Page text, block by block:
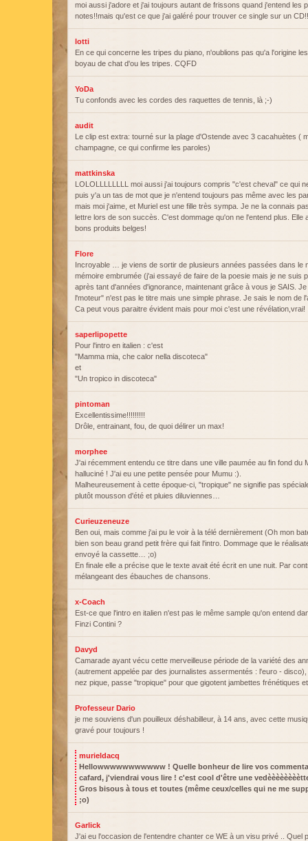
moi aussi j'adore et j'ai toujours autant de frissons quand j'entend les
notes!!mais qu'est ce que j'ai galéré pour trouver ce single sur un
lotti
En ce qui concerne les tripes du piano, n'oublions pas qu'a l'origine
boyau de chat d'ou les tripes. CQFD
YoDa
Tu confonds avec les cordes des raquettes de tennis, là ;-)
audit
Le clip est extra: tourné sur la plage d'Ostende avec 3 cacahuètes (
champagne, ce qui confirme les paroles)
mattkinska
LOLOLLLLLLLL moi aussi j'ai toujours compris "c'est cheval" ce qui
puis y'a un tas de mot que je n'entend toujours pas même avec les
mais moi j'aime, et Muriel est une fille très sympa. Je ne la connais
lettre lors de son succès. C'est dommage qu'on ne l'entend plus.
bons produits belges!
Flore
Incroyable … je viens de sortir de plusieurs années passées dans le
mémoire embrumée (j'ai essayé de faire de la poesie mais je ne suis
après tant d'années d'ignorance, maintenant grâce à vous je SAIS.
l'moteur" n'est pas le titre mais une simple phrase. Je sais le nom de
Ca peut vous paraitre évident mais pour moi c'est une révélation,vrai!
saperlipopette
Pour l'intro en italien : c'est
"Mamma mia, che calor nella discoteca"
et
"Un tropico in discoteca"
pintoman
Excellentissime!!!!!!!!!
Drôle, entrainant, fou, de quoi délirer un max!
morphee
J'ai récemment entendu ce titre dans une ville paumée au fin fond du
halluciné ! J'ai eu une petite pensée pour Mumu :).
Malheureusement à cette époque-ci, "tropique" ne signifie pas
plutôt mousson d'été et pluies diluviennes…
Curieuzeneuze
Ben oui, mais comme j'ai pu le voir à la télé dernièrement (Oh mon
bien son beau grand petit frère qui fait l'intro. Dommage que le
envoyé la cassette… ;o)
En finale elle a précise que le texte avait été écrit en une nuit. Par
mélangeant des ébauches de chansons.
x-Coach
Est-ce que l'intro en italien n'est pas le même sample qu'on entend
Finzi Contini ?
Davyd
Camarade ayant vécu cette merveilleuse période de la variété des
(autrement appelée par des journalistes assermentés : l'euro -
nez pique, passe "tropique" pour que gigotent jambettes frénétiques
Professeur Dario
je me souviens d'un pouilleux déshabilleur, à 14 ans, avec cette
gravé pour toujours !
murieldacq
Hellowwwwwwwwwww ! Quelle bonheur de lire vos
cafard, j'viendrai vous lire ! c'est cool d'être une
Gros bisous à tous et toutes (même ceux/celles qui ne me
;o)
Garlick
J'ai eu l'occasion de l'entendre chanter ce WE à un visu privé .. Quel